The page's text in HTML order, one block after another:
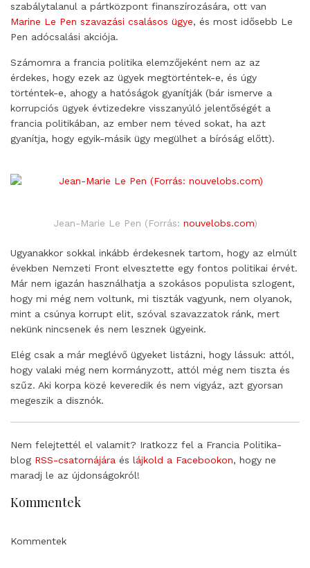
szabálytalanul a pártközpont finanszírozására, ott van
Marine Le Pen szavazási csalásos ügye, és most idősebb Le
Pen adócsalási akciója.
Számomra a francia politika elemzőjeként nem az az
érdekes, hogy ezek az ügyek megtörténtek-e, és úgy
történtek-e, ahogy a hatóságok gyanítják (bár ismerve a
korrupciós ügyek évtizedekre visszanyúló jelentőségét a
francia politikában, az ember nem téved sokat, ha azt
gyanítja, hogy egyik-másik ügy megülhet a bíróság előtt).
Jean-Marie Le Pen (Forrás: nouvelobs.com)
Ugyanakkor sokkal inkább érdekesnek tartom, hogy az elmúlt
években Nemzeti Front elvesztette egy fontos politikai érvét.
Már nem igazán használhatja a szokásos populista szlogent,
hogy mi még nem voltunk, mi tiszták vagyunk, nem olyanok,
mint a csúnya korrupt elit, szóval szavazzatok ránk, mert
nekünk nincsenek és nem lesznek ügyeink.
Elég csak a már meglévő ügyeket listázni, hogy lássuk: attól,
hogy valaki még nem kormányzott, attól még nem tiszta és
szűz. Aki korpa közé keveredik és nem vigyáz, azt gyorsan
megeszik a disznók.
Nem felejtettél el valamit? Iratkozz fel a Francia Politika-
blog RSS-csatornájára és lájkold a Facebookon, hogy ne
maradj le az újdonságokról!
Kommentek
Kommentek